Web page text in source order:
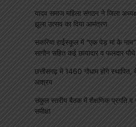
यादव समाज महिला संगठन ने जिला
झूला उत्सव का दिया आमंत्रण
सकरिया हाईस्कूल में “एक पेड़ मां के
सागौन सहित कई छायादार व फलदार पौधे
छत्तीसगढ़ में 1460 गौधाम होंगे स्थापित,
आश्रय
संकुल स्तरीय बैठक में शैक्षणिक प्रगति व
समीक्षा